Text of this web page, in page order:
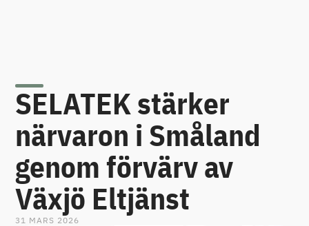
SELATEK stärker
närvaron i Småland
genom förvärv av
Växjö Eltjänst
31 MARS 2026